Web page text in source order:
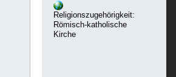
Religionszugehörigkeit:
Römisch-katholische
Kirche